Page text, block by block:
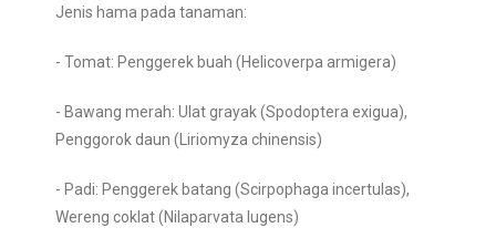
Jenis hama pada tanaman:
- Tomat: Penggerek buah (Helicoverpa armigera)
- Bawang merah: Ulat grayak (Spodoptera exigua),
Penggorok daun (Liriomyza chinensis)
- Padi: Penggerek batang (Scirpophaga incertulas),
Wereng coklat (Nilaparvata lugens)